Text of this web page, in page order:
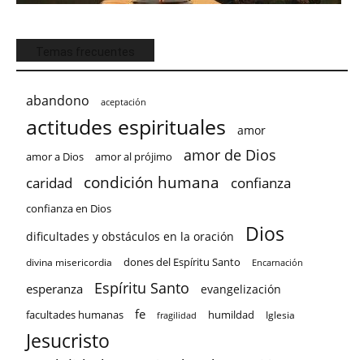
abandono aceptación
actitudes espirituales amor
amor a Dios amor al prójimo amor de Dios
caridad condición humana confianza
confianza en Dios
dificultades y obstáculos en la oración Dios
divina misericordia dones del Espíritu Santo Encarnación
esperanza Espíritu Santo evangelización
facultades humanas fe fragilidad humildad Iglesia
Jesucristo